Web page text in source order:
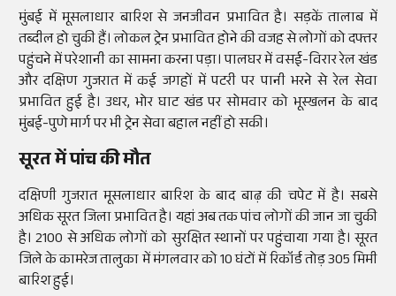
मुंबई में मूसलाधार बारिश से जनजीवन प्रभावित है। सड़कें तालाब में
तब्दील हो चुकी हैं। लोकल ट्रेन प्रभावित होने की वजह से लोगों को दफ्तर
पहुंचने में परेशानी का सामना करना पड़ा। पालघर में वसई-विरार रेल खंड
और दक्षिण गुजरात में कई जगहों में पटरी पर पानी भरने से रेल सेवा
प्रभावित हुई है। उधर, भोर घाट खंड पर सोमवार को भूस्खलन के बाद
मुंबई-पुणे मार्ग पर भी ट्रेन सेवा बहाल नहीं हो सकी।
सूरत में पांच की मौत
दक्षिणी गुजरात मूसलाधार बारिश के बाद बाढ़ की चपेट में है। सबसे
अधिक सूरत जिला प्रभावित है। यहां अब तक पांच लोगों की जान जा चुकी
है। 2100 से अधिक लोगों को सुरक्षित स्थानों पर पहुंचाया गया है। सूरत
जिले के कामरेज तालुका में मंगलवार को 10 घंटों में रिकॉर्ड तोड़ 305 मिमी
बारिश हुई।